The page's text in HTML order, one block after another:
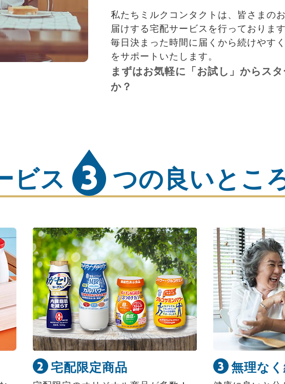
私たちミルクコンタクトは、皆さまの
届けする宅配サービスを行っております
毎日決まった時間に届くから続けやす
をサポートいたします。
まずはお気軽に「お試し」からス
か？
ビス つの良いとこ
宅配限定商品 無理な